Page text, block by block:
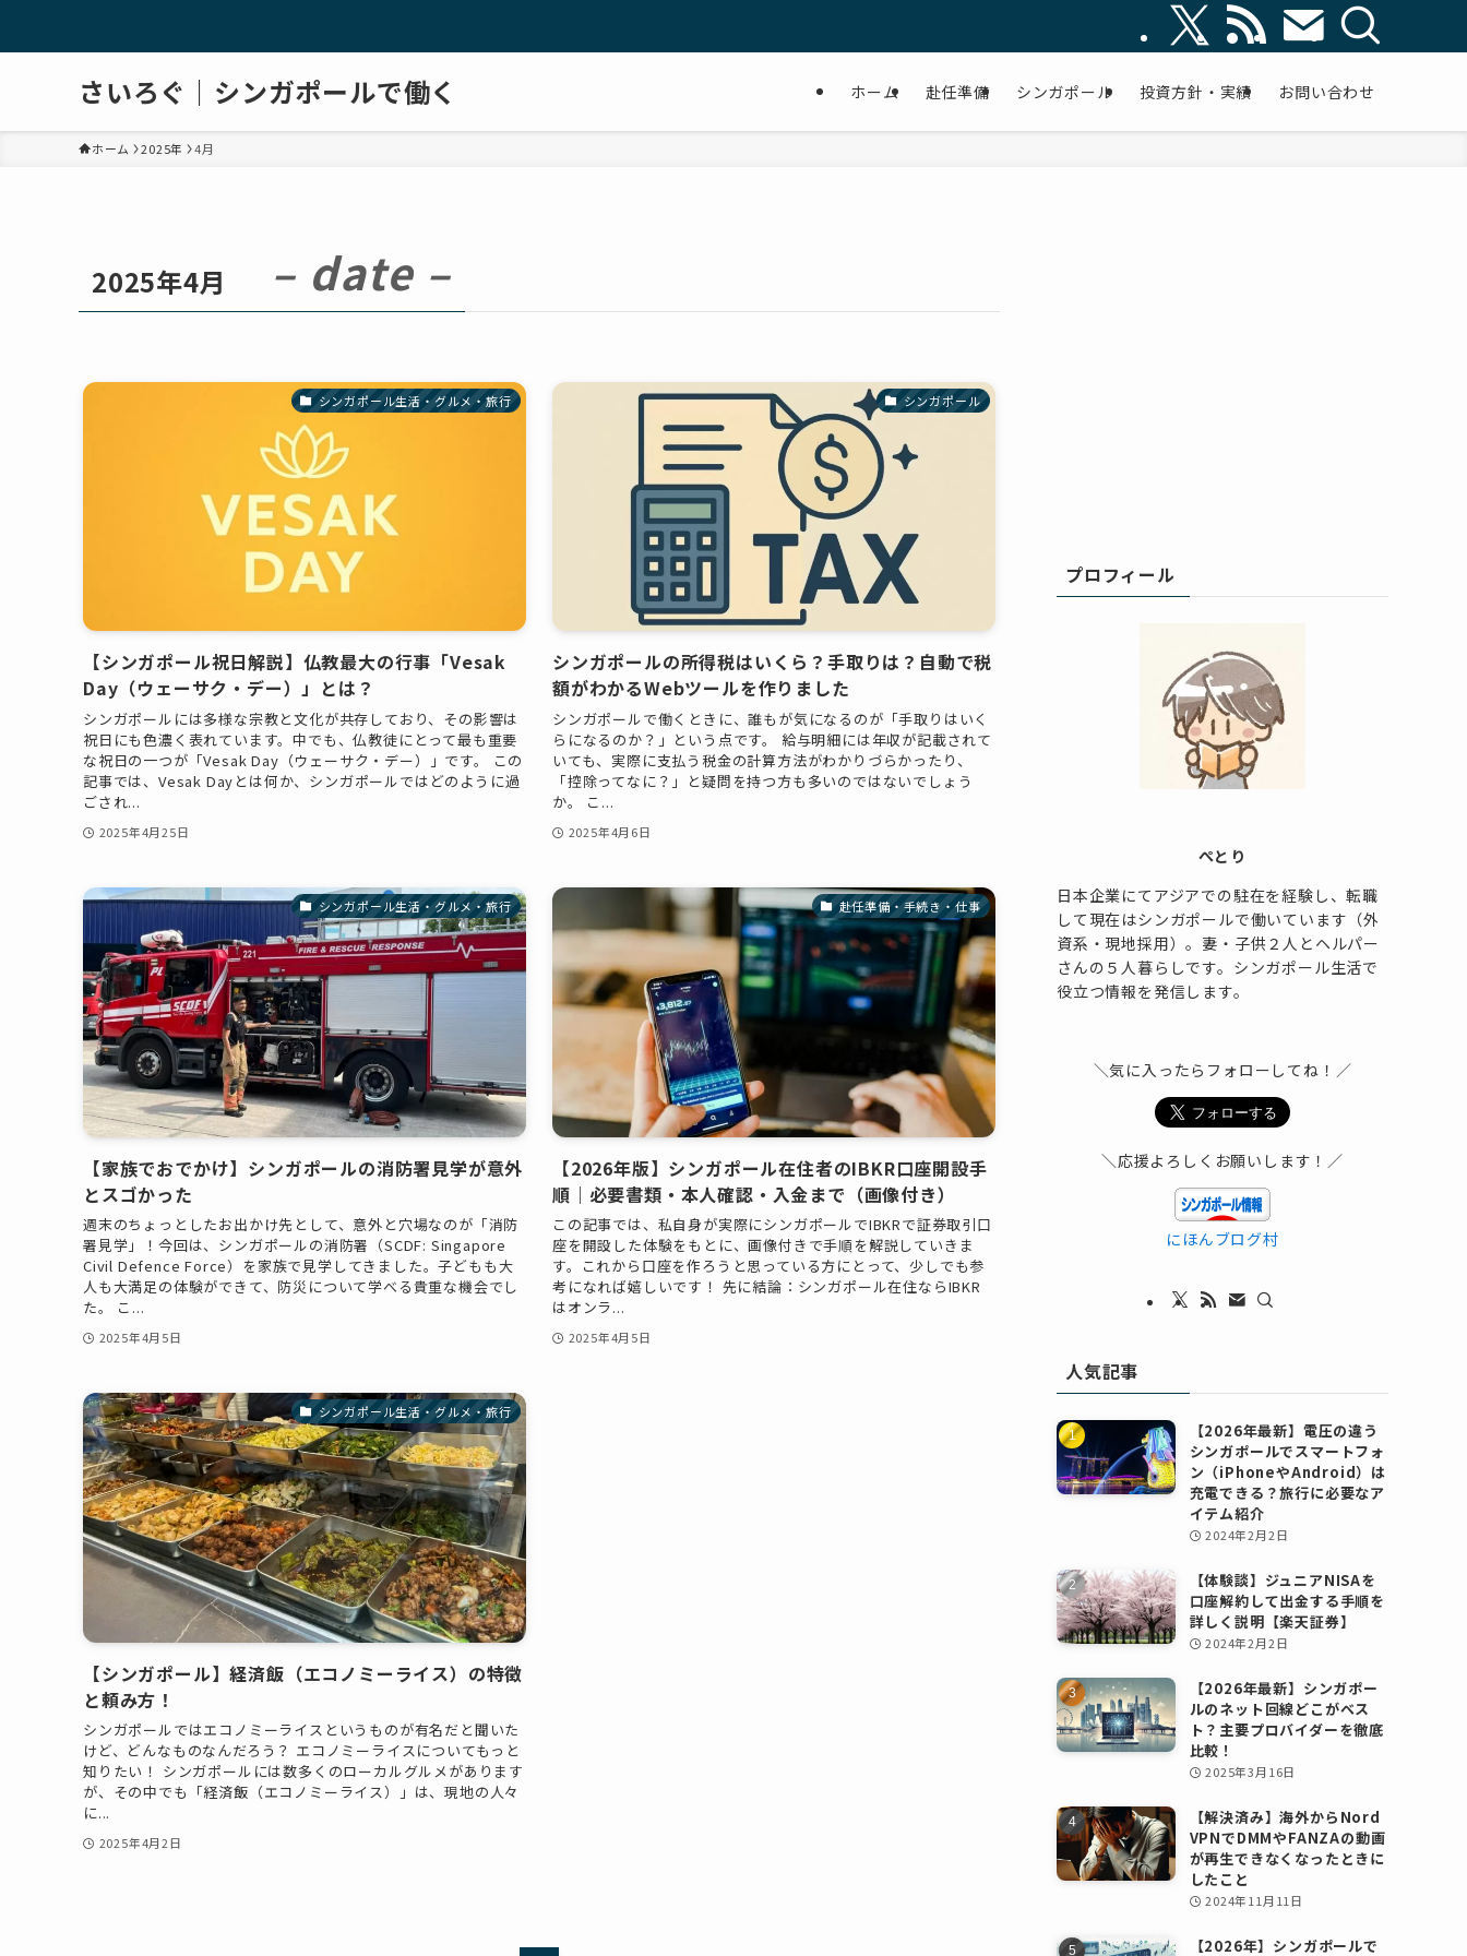
さいろぐ｜シンガポールで働く ホーム 赴任準備 シンガポール 投資方針・実績 お問い合わせ
ホーム 2025年 4月
2025年4月 – date –
シンガポール生活・グルメ・旅行
【シンガポール祝日解説】仏教最大の行事「Vesak
Day（ウェーサク・デー）」とは？
シンガポールには多様な宗教と文化が共存しており、その影響は
祝日にも色濃く表れています。中でも、仏教徒にとって最も重要
な祝日の一つが「Vesak Day（ウェーサク・デー）」です。 この
記事では、Vesak Dayとは何か、シンガポールではどのように過
ごされ...
2025年4月25日
シンガポール
シンガポールの所得税はいくら？手取りは？自動で税
額がわかるWebツールを作りました
シンガポールで働くときに、誰もが気になるのが「手取りはいく
らになるのか？」という点です。 給与明細には年収が記載されて
いても、実際に支払う税金の計算方法がわかりづらかったり、
「控除ってなに？」と疑問を持つ方も多いのではないでしょう
か。 こ...
2025年4月6日
シンガポール生活・グルメ・旅行
【家族でおでかけ】シンガポールの消防署見学が意外
とスゴかった
週末のちょっとしたお出かけ先として、意外と穴場なのが「消防
署見学」！今回は、シンガポールの消防署（SCDF: Singapore
Civil Defence Force）を家族で見学してきました。子どもも大
人も大満足の体験ができて、防災について学べる貴重な機会でし
た。 こ...
2025年4月5日
赴任準備・手続き・仕事
【2026年版】シンガポール在住者のIBKR口座開設手
順｜必要書類・本人確認・入金まで（画像付き）
この記事では、私自身が実際にシンガポールでIBKRで証券取引口
座を開設した体験をもとに、画像付きで手順を解説していきま
す。これから口座を作ろうと思っている方にとって、少しでも参
考になれば嬉しいです！ 先に結論：シンガポール在住ならIBKR
はオンラ...
2025年4月5日
シンガポール生活・グルメ・旅行
【シンガポール】経済飯（エコノミーライス）の特徴
と頼み方！
シンガポールではエコノミーライスというものが有名だと聞いた
けど、どんなものなんだろう？ エコノミーライスについてもっと
知りたい！ シンガポールには数多くのローカルグルメがあります
が、その中でも「経済飯（エコノミーライス）」は、現地の人々
に...
2025年4月2日
プロフィール
ぺとり
日本企業にてアジアでの駐在を経験し、転職
して現在はシンガポールで働いています（外
資系・現地採用）。妻・子供２人とヘルパー
さんの５人暮らしです。シンガポール生活で
役立つ情報を発信します。
＼気に入ったらフォローしてね！／
＼応援よろしくお願いします！／
にほんブログ村
人気記事
【2026年最新】電圧の違う
シンガポールでスマートフォ
ン（iPhoneやAndroid）は
充電できる？旅行に必要なア
イテム紹介
2024年2月2日
【体験談】ジュニアNISAを
口座解約して出金する手順を
詳しく説明【楽天証券】
2024年2月2日
【2026年最新】シンガポー
ルのネット回線どこがベス
ト？主要プロバイダーを徹底
比較！
2025年3月16日
【解決済み】海外からNord
VPNでDMMやFANZAの動画
が再生できなくなったときに
したこと
2024年11月11日
【2026年】シンガポールで